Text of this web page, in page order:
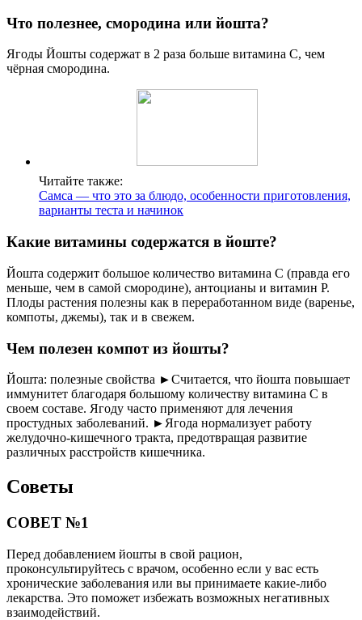
Что полезнее, смородина или йошта?
Ягоды Йошты содержат в 2 раза больше витамина С, чем
чёрная смородина.
Читайте также:
Самса — что это за блюдо, особенности приготовления,
варианты теста и начинок
Какие витамины содержатся в йоште?
Йошта содержит большое количество витамина С (правда его
меньше, чем в самой смородине), антоцианы и витамин Р.
Плоды растения полезны как в переработанном виде (варенье,
компоты, джемы), так и в свежем.
Чем полезен компот из йошты?
Йошта: полезные свойства ►Считается, что йошта повышает
иммунитет благодаря большому количеству витамина С в
своем составе. Ягоду часто применяют для лечения
простудных заболеваний. ►Ягода нормализует работу
желудочно-кишечного тракта, предотвращая развитие
различных расстройств кишечника.
Советы
СОВЕТ №1
Перед добавлением йошты в свой рацион,
проконсультируйтесь с врачом, особенно если у вас есть
хронические заболевания или вы принимаете какие-либо
лекарства. Это поможет избежать возможных негативных
взаимодействий.